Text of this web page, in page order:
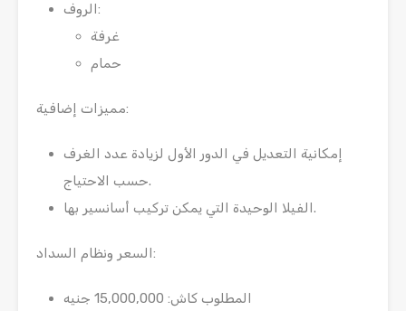
الروف:
غرفة
حمام
مميزات إضافية:
إمكانية التعديل في الدور الأول لزيادة عدد الغرف
حسب الاحتياج.
الفيلا الوحيدة التي يمكن تركيب أسانسير بها.
السعر ونظام السداد:
المطلوب كاش: 15,000,000 جنيه